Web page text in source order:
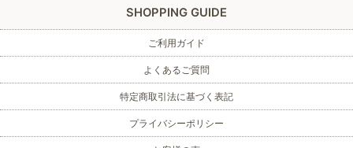
SHOPPING GUIDE
ご利用ガイド
よくあるご質問
特定商取引法に基づく表記
プライバシーポリシー